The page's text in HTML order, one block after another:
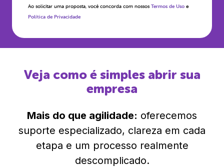
Ao solicitar uma proposta, você concorda com nossos Termos de Uso e
Política de Privacidade
Veja como é simples abrir sua
empresa
Mais do que agilidade: oferecemos
suporte especializado, clareza em cada
etapa e um processo realmente
descomplicado.